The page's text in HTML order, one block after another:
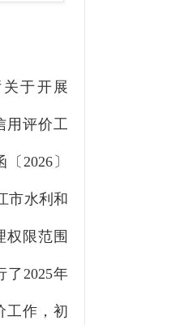
于开展
用评价工
〔 2026 〕
市水利和
权限范围
了2025年
工作，初